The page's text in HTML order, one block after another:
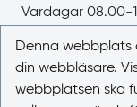
Vardagar 08.00-
E-post
Denna webbplats
din webbläsare.
webbplatsen ska